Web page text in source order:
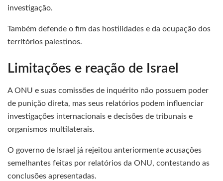
investigação.
Também defende o fim das hostilidades e da ocupação dos
territórios palestinos.
Limitações e reação de Israel
A ONU e suas comissões de inquérito não possuem poder
de punição direta, mas seus relatórios podem influenciar
investigações internacionais e decisões de tribunais e
organismos multilaterais.
O governo de Israel já rejeitou anteriormente acusações
semelhantes feitas por relatórios da ONU, contestando as
conclusões apresentadas.